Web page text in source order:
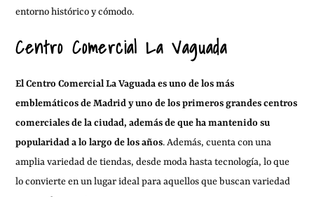
entorno histórico y cómodo.
Centro Comercial La Vaguada
El Centro Comercial La Vaguada es uno de los más
emblemáticos de Madrid y uno de los primeros grandes centros
comerciales de la ciudad, además de que ha mantenido su
popularidad a lo largo de los años. Además, cuenta con una
amplia variedad de tiendas, desde moda hasta tecnología, lo que
lo convierte en un lugar ideal para aquellos que buscan variedad